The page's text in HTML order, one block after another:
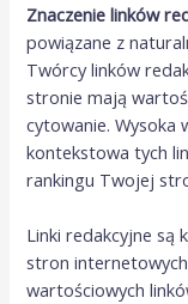
Znaczenie linków
powiązane z
Twórcy linków
stronie mają
cytowanie.
kontekstowa tych
rankingu Twojej
Linki redakcyjne są
stron
wartościowych